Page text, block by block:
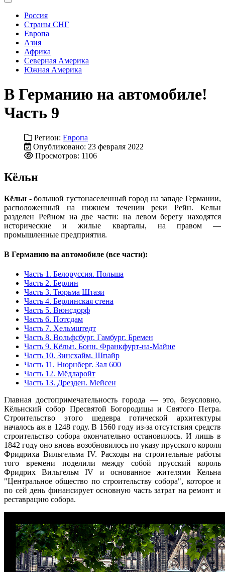
Россия
Страны СНГ
Европа
Азия
Африка
Северная Америка
Южная Америка
В Германию на автомобиле!
Часть 9
Регион: Европа
Опубликовано: 23 февраля 2022
Просмотров: 1106
Кёльн
Кёльн - большой густонаселенный город на западе Германии,
расположенный на нижнем течении реки Рейн. Кельн
разделен Рейном на две части: на левом берегу находятся
исторические и жилые кварталы, на правом —
промышленные предприятия.
В Германию на автомобиле (все части):
Часть 1. Белоруссия. Польша
Часть 2. Берлин
Часть 3. Тюрьма Штази
Часть 4. Берлинская стена
Часть 5. Вюнсдорф
Часть 6. Потсдам
Часть 7. Хельмштедт
Часть 8. Вольфсбург. Гамбург. Бремен
Часть 9. Кёльн. Бонн. Франкфурт-на-Майне
Часть 10. Зинсхайм. Шпайр
Часть 11. Нюрнберг. Зал 600
Часть 12. Мёдларойт
Часть 13. Дрезден. Мейсен
Главная достопримечательность города — это, безусловно,
Кёльнский собор Пресвятой Богородицы и Святого Петра.
Строительство этого шедевра готической архитектуры
началось аж в 1248 году. В 1560 году из-за отсутствия средств
строительство собора окончательно остановилось. И лишь в
1842 году оно вновь возобновилось по указу прусского короля
Фридриха Вильгельма IV. Расходы на строительные работы
того времени поделили между собой прусский король
Фридрих Вильгельм IV и основанное жителями Кельна
"Центральное общество по строительству собора", которое и
по сей день финансирует основную часть затрат на ремонт и
реставрацию собора.